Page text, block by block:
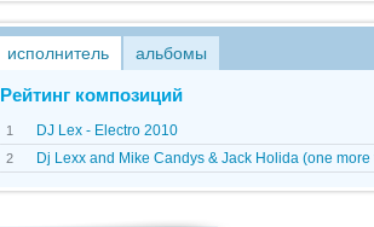
исполнитель альбомы
Рейтинг композиций
1 DJ Lex - Electro 2010
2
Dj Lexx and Mike Candys & Jack Holida (one more